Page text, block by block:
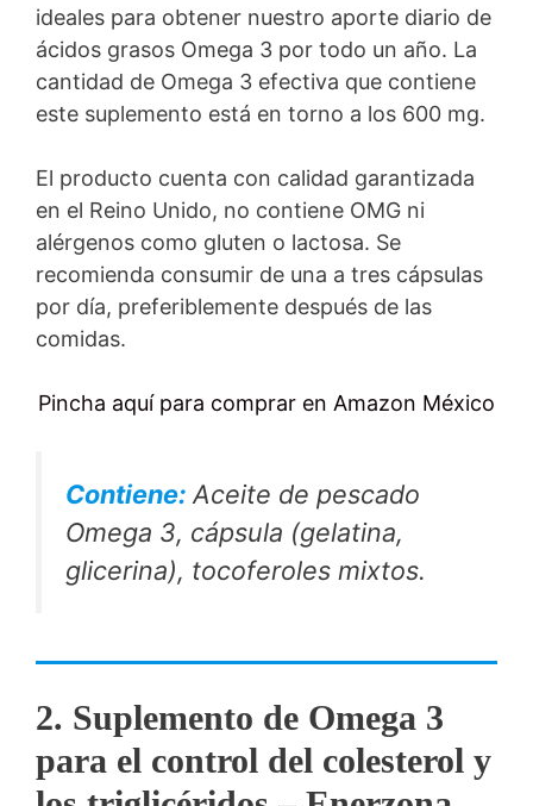
ideales para obtener nuestro aporte diario de
ácidos grasos Omega 3 por todo un año. La
cantidad de Omega 3 efectiva que contiene
este suplemento está en torno a los 600 mg.
El producto cuenta con calidad garantizada
en el Reino Unido, no contiene OMG ni
alérgenos como gluten o lactosa. Se
recomienda consumir de una a tres cápsulas
por día, preferiblemente después de las
comidas.
Pincha aquí para comprar en Amazon México
Contiene: Aceite de pescado
Omega 3, cápsula (gelatina,
glicerina), tocoferoles mixtos.
2. Suplemento de Omega 3
para el control del colesterol y